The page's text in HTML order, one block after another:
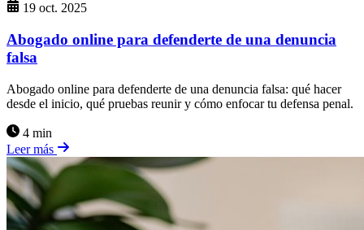
19 oct. 2025
Abogado online para defenderte de una denuncia
falsa
Abogado online para defenderte de una denuncia falsa: qué hacer
desde el inicio, qué pruebas reunir y cómo enfocar tu defensa penal.
4 min
Leer más